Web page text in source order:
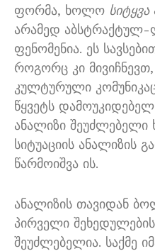
ფორმა, ხოლო სიტყვა
არამედ აბსტრაქტულ-
ფენომენია. ეს
როგორც კი
კულტურული
წყვეტს
ანალიზი შეუძლებელი
სიტუაციის ანალიზის
წარმოიშვა ის.
ანალიზის თავიდან
პირველი
შეუძლებელია. საქმე